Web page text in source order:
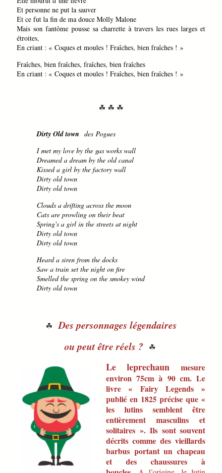
Et personne ne put la sauver
Et ce fut la fin de ma douce Molly Malone
Mais son fantôme pousse sa charrette à travers les rues larges et
étroites,
En criant : « Coques et moules ! Fraîches, bien fraîches ! »
Fraîches, bien fraîches, fraîches, bien fraîches
En criant : « Coques et moules ! Fraîches, bien fraîches ! »
☘ ☘ ☘
Dirty Old town des Pogues
I met my love by the gas works wall
Dreamed a dream by the old canal
Kissed a girl by the factory wall
Dirty old town
Dirty old town
Clouds a drifting across the moon
Cats are prowling on their beat
Spring's a girl in the streets at night
Dirty old town
Dirty old town
Heard a siren from the docks
Saw a train set the night on fire
Smelled the spring on the smokey wind
Dirty old town
☘ Des personnages légendaires
ou peut être réels ? ☘
Le leprechaun mesure
environ 75cm à 90 cm. Le
livre « Fairy Legends »
publié en 1825 précise que «
les lutins semblent être
entièrement masculins et
solitaires ». Ils sont souvent
décrits comme des vieillards
barbus portant un chapeau
et des chaussures à